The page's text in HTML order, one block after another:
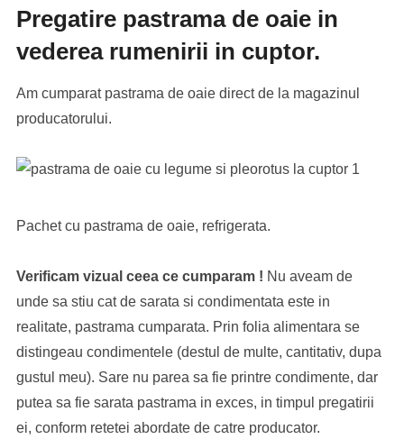
Pregatire pastrama de oaie in
vederea rumenirii in cuptor.
Am cumparat pastrama de oaie direct de la magazinul
producatorului.
Pachet cu pastrama de oaie, refrigerata.
Verificam vizual ceea ce cumparam ! Nu aveam de
unde sa stiu cat de sarata si condimentata este in
realitate, pastrama cumparata. Prin folia alimentara se
distingeau condimentele (destul de multe, cantitativ, dupa
gustul meu). Sare nu parea sa fie printre condimente, dar
putea sa fie sarata pastrama in exces, in timpul pregatirii
ei, conform retetei abordate de catre producator.